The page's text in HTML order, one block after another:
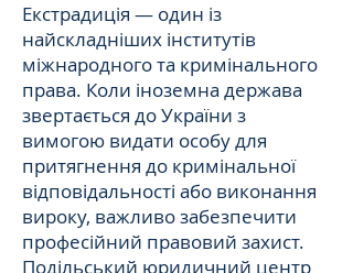
Екстрадиція — один із
найскладніших інститутів
міжнародного та кримінального
права. Коли іноземна держава
звертається до України з
вимогою видати особу для
притягнення до кримінальної
відповідальності або виконання
вироку, важливо забезпечити
професійний правовий захист.
Подільський юридичний центр